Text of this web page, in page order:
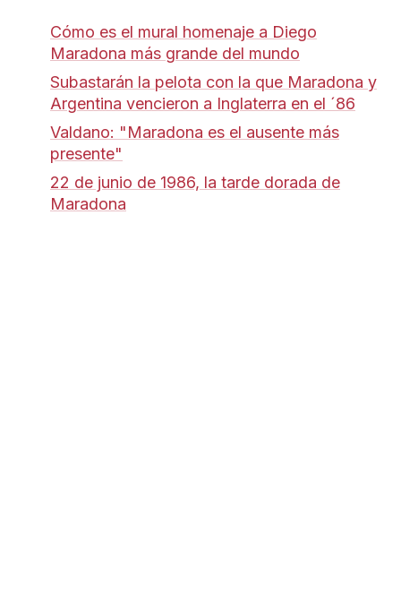
Cómo es el mural homenaje a Diego
Maradona más grande del mundo
Subastarán la pelota con la que Maradona y
Argentina vencieron a Inglaterra en el ´86
Valdano: "Maradona es el ausente más
presente"
22 de junio de 1986, la tarde dorada de
Maradona